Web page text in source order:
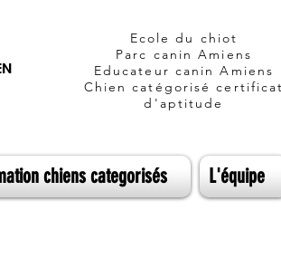
Ecole du chiot
Parc caninAmiens
Educateur canin Amiens
Chiencatégorisé certificat
d' aptitude
chiens categorisés L'équipe